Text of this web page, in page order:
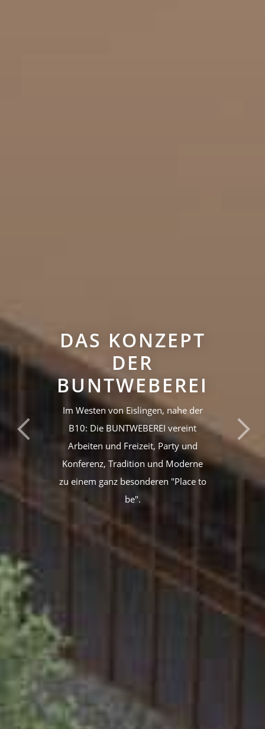
DAS KONZEPT
DER
BUNTWEBEREI
Im Westen von Eislingen, nahe der
B10: Die BUNTWEBEREI vereint
Arbeiten und Freizeit, Party und
Konferenz, Tradition und Moderne
zu einem ganz besonderen "Place to
be".
Previous